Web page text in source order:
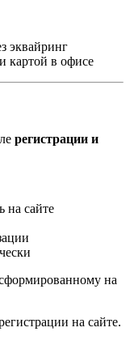
эквайринг
в офисе
регистрации и
на сайте
на
на сайте.